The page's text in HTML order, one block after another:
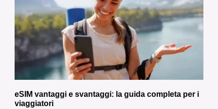
eSIM vantaggi e svantaggi: la guida completa per i
viaggiatori